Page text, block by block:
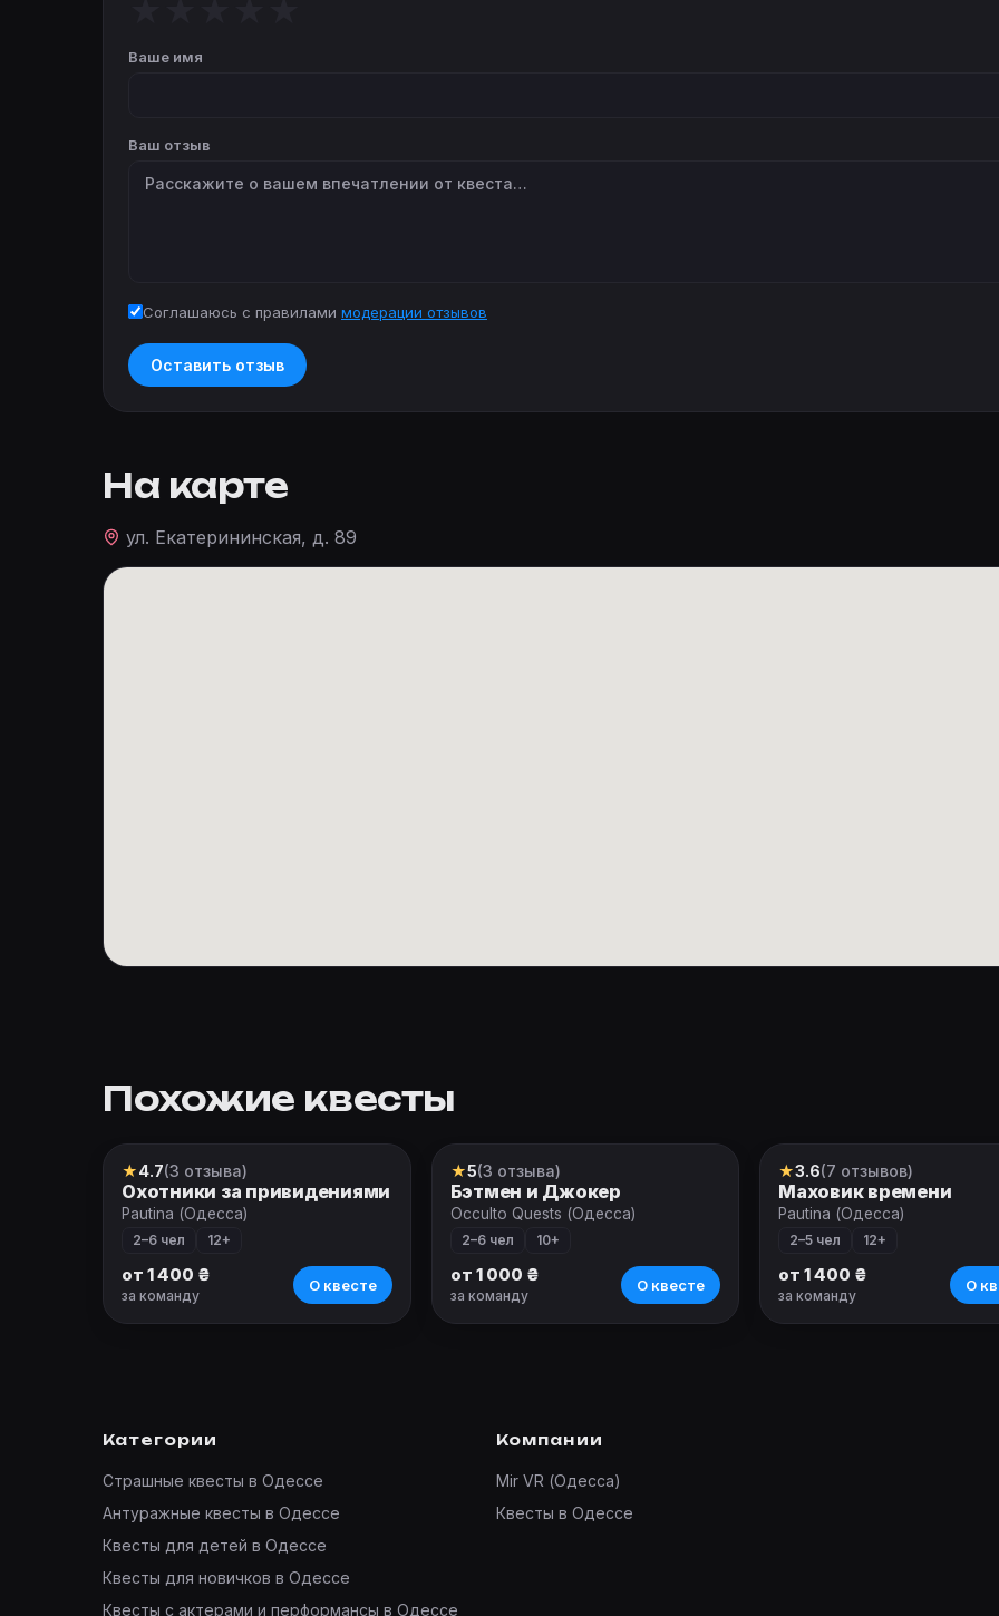
Ваше имя
Ваш отзыв
Соглашаюсь с правилами модерации отзывов
Оставить отзыв
На карте
ул. Екатерининская, д. 89
Похожие квесты
Квест
★4.7(3 отзыва)
Охотники за привидениями
Pautina (Одесса)
2–6 чел 12+
от 1 400 ₴
за команду
О квесте
Квест
★5(3 отзыва)
Бэтмен и Джокер
Occulto Quests (Одесса)
2–6 чел 10+
от 1 000 ₴
за команду
О квесте
Квест
★3.6(7 отзывов)
Маховик времени
Pautina (Одесса)
2–5 чел 12+
от 1 400 ₴
за команду
О
Категории
Страшные квесты в Одессе
Антуражные квесты в Одессе
Квесты для детей в Одессе
Квесты для новичков в Одессе
Квесты с актерами и перформансы в Одессе
Компании
Mir VR (Одесса)
Квесты в Одессе